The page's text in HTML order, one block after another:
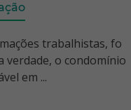
trabalhistas, fo
verdade, o condomínio
em ...